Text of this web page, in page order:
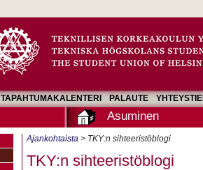
TAPAHTUMAKALENTERI PALAUTE
Asuminen
Ajankohtaista> TKY:n sihteeristöblogi
TKY:n sihteeristöblogi